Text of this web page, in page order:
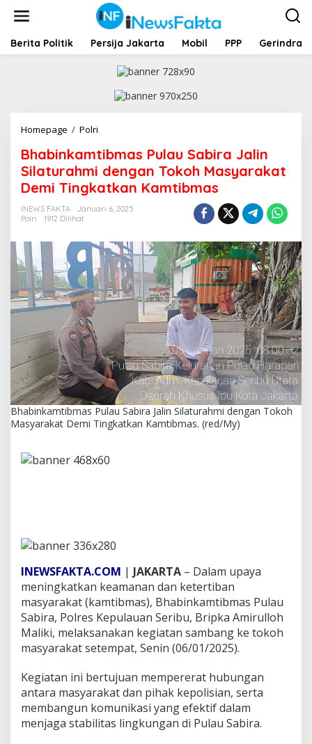
t
Berita Politik Persija Jakarta Mobil PPP Gerindra
Homepage / Polri
a
n
t
i
b
m
a
s
l
a
u
S
a
b
r
J
a
l
t
u
r
a
h
m
i
d
n
g
a
n
T
Bhabinkamtibmas Pulau Sabira Jalin
Silaturahmi dengan Tokoh Masyarakat
Demi Tingkatkan Kamtibmas
INEWS FAKTA
Januari 6, 2025
Polri
1912 Dilihat
Bhabinkamtibmas Pulau Sabira Jalin Silaturahmi dengan Tokoh
Masyarakat Demi Tingkatkan Kamtibmas. (red/My)
INEWSFAKTA.COM | JAKARTA – Dalam upaya
meningkatkan keamanan dan ketertiban
masyarakat (kamtibmas), Bhabinkamtibmas Pulau
Sabira, Polres Kepulauan Seribu, Bripka Amirulloh
Maliki, melaksanakan kegiatan sambang ke tokoh
masyarakat setempat, Senin (06/01/2025).
Kegiatan ini bertujuan mempererat hubungan
antara masyarakat dan pihak kepolisian, serta
membangun komunikasi yang efektif dalam
menjaga stabilitas lingkungan di Pulau Sabira.